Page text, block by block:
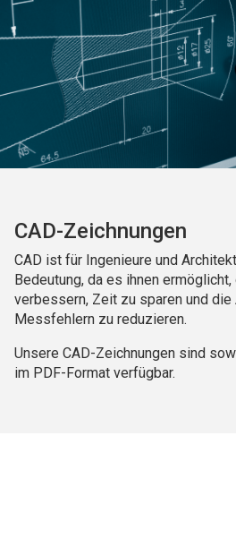
CAD-Zeichnungen
CAD ist für Ingenieure und
Bedeutung, da es ihnen
verbessern, Zeit zu sparen und die
Messfehlern zu reduzieren.
Unsere CAD-Zeichnungen sind
im PDF-Format verfügbar.